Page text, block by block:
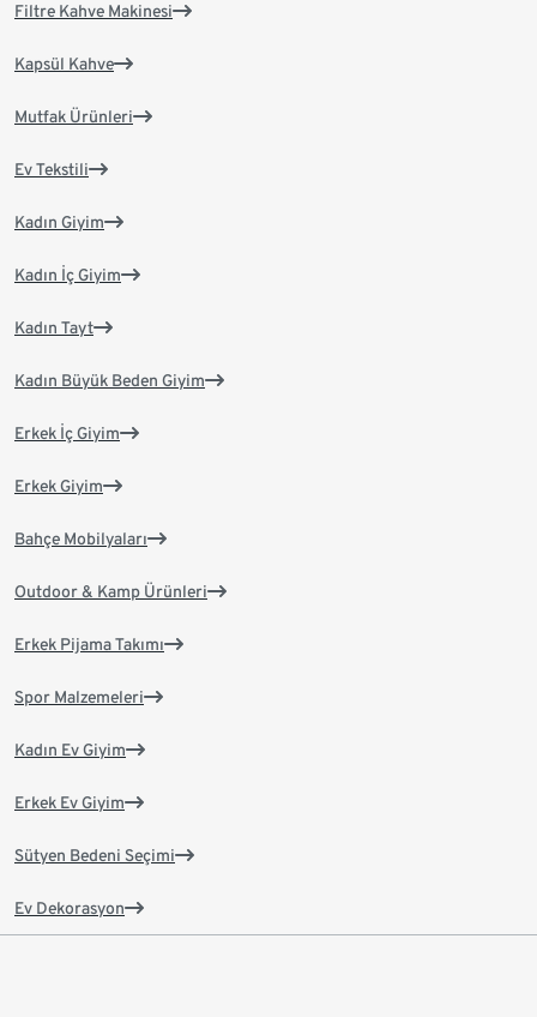
Filtre Kahve Makinesi
Kapsül Kahve
Mutfak Ürünleri
Ev Tekstili
Kadın Giyim
Kadın İç Giyim
Kadın Tayt
Kadın Büyük Beden Giyim
Erkek İç Giyim
Erkek Giyim
Bahçe Mobilyaları
Outdoor & Kamp Ürünleri
Erkek Pijama Takımı
Spor Malzemeleri
Kadın Ev Giyim
Erkek Ev Giyim
Sütyen Bedeni Seçimi
Ev Dekorasyon